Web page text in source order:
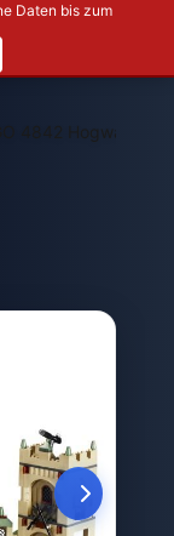
Daten bis zum
4842 Hogwarts